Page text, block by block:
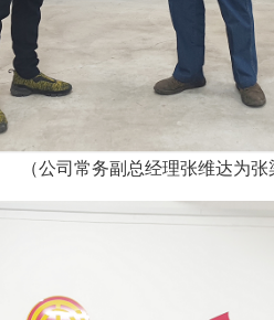
张维达为张梁颁